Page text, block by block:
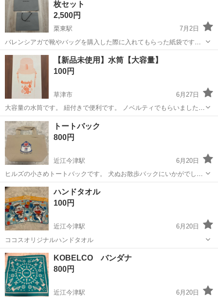
ーション用途にお使いいただ...
スヌーピー
枚セット
2,500円
栗東駅
7月2日
バレンシアガで靴やバッグを購入した際に入れてもらった紙袋です。
持ち帰る際に使ったのみで折り目もなく美品です。 大 横54センチ×
縦45センチ 小 横45センチ×縦36センチ それぞれ５枚ずつあります。
１枚50円で追加可...
滋賀 草津市 栗東駅 ノベルティグッズ
【新品未使用】水筒【大容量】
100円
草津市
6月27日
大容量の水筒です。 紐付きで便利です。 ノベルティでもらいましたが
我が家には扶養のため出品します。 暑くなってきたので水分補給に！
滋賀 草津市 ノベルティグッズ
トートバック
800円
近江今津駅
6月20日
ヒルズの小さめトートバックです。 犬ぬお散歩バックにいかがでしょ
うか？ 平置き横30縦20マチ9
滋賀 高島市 近江今津駅
ハンドタオル
100円
近江今津駅
6月20日
ココスオリジナルハンドタオル
滋賀 高島市 ノベルティグッズ
ハンドタオル
KOBELCO バンダナ
800円
近江今津駅
6月20日